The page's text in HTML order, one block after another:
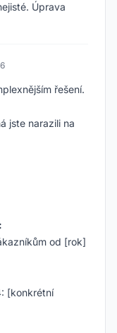
Úprava
řešení.
jste narazili na
od [rok]
[konkrétní